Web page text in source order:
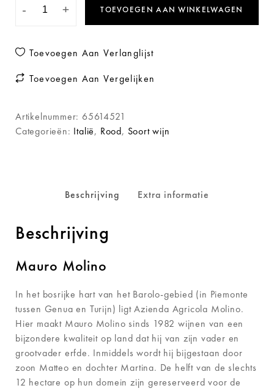
- + TOEVOEGEN AAN WINKELWAGEN
Toevoegen Aan Verlanglijst
Toevoegen Aan Vergelijken
Artikelnummer: 65614521
Categorieën: Italië, Rood, Soort wijn
Beschrijving Extra informatie
Beschrijving
Mauro Molino
In het bosrijke hart van het Barolo-gebied (in Piemonte
tussen Genua en Turijn) ligt Azienda Agricola Molino.
Hier maakt Mauro Molino sinds 1982 wijnen van een
bijzondere kwaliteit op land dat hij van zijn vader en
grootvader erfde. Inmiddels wordt hij bijgestaan door
zoon Matteo en dochter Martina. De helft van de slechts
12 hectare op hun domein zijn gereserveerd voor de